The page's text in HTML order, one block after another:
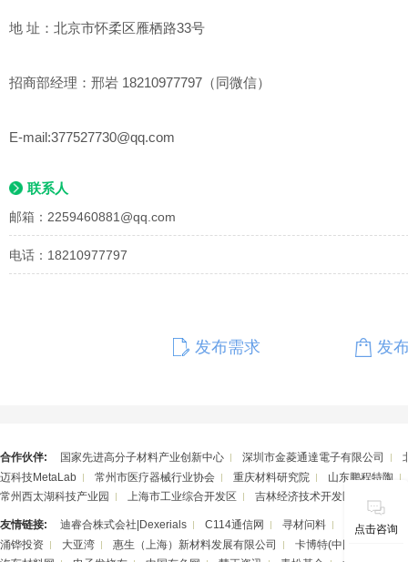
地 址：北京市怀柔区雁栖路33号
招商部经理：邢岩 18210977797（同微信）
E-mail:377527730@qq.com
联系人
邮箱： 2259460881@qq.com
电话：18210977797
发布需求 发
合作伙伴: 国家先进高分子材料产业创新中心 深圳市金菱通達電子有限公司
迈科技MetaLab
常州市医疗器械行业协会 重庆材料研究院
山东鹏程特陶
常州西太湖科技产业园
上海市工业综合开发区 吉林经济技术开发区
友情链接: 迪睿合株式会社|Dexerials C114通信网 寻材问料
潮州三环（
涌铧投资
大亚湾 惠生（上海）新材料发展有限公司
卡博特(中国)投资有限
点击咨询